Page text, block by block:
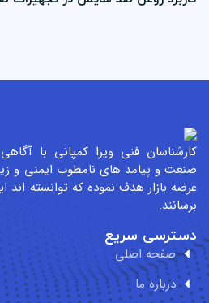
فنی ویرا کمپانی با آگاهی
و پیامد های نامطوب ایمنی و
بازار هدف نموده که توانسته اند
سریع
صفحه اصلی
درباره ما